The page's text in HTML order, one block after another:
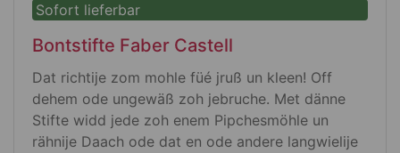
Sofort lieferbar
Bontstifte Faber Castell
Dat richtije zom mohle füé jruß un kleen! Off
dehem ode ungewäß zoh jebruche. Met dänne
Stifte widd jede zoh enem Pipchesmöhle un
rähnije Daach ode dat en ode andere langwielije